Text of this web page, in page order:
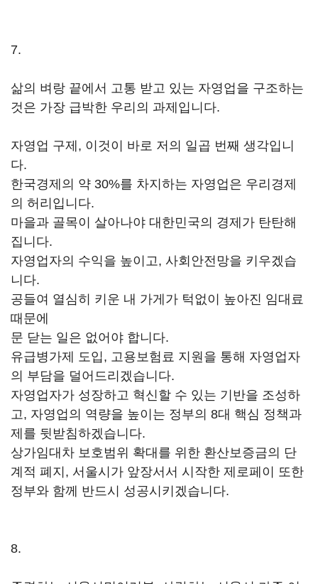
7.
삶의 벼랑 끝에서 고통 받고 있는 자영업을 구조하는
것은 가장 급박한 우리의 과제입니다.
자영업 구제, 이것이 바로 저의 일곱 번째 생각입니
다.
한국경제의 약 30%를 차지하는 자영업은 우리경제
의 허리입니다.
마을과 골목이 살아나야 대한민국의 경제가 탄탄해
집니다.
자영업자의 수익을 높이고, 사회안전망을 키우겠습
니다.
공들여 열심히 키운 내 가게가 턱없이 높아진 임대료
때문에
문 닫는 일은 없어야 합니다.
유급병가제 도입, 고용보험료 지원을 통해 자영업자
의 부담을 덜어드리겠습니다.
자영업자가 성장하고 혁신할 수 있는 기반을 조성하
고, 자영업의 역량을 높이는 정부의 8대 핵심 정책과
제를 뒷받침하겠습니다.
상가임대차 보호범위 확대를 위한 환산보증금의 단
계적 폐지, 서울시가 앞장서서 시작한 제로페이 또한
정부와 함께 반드시 성공시키겠습니다.
8.